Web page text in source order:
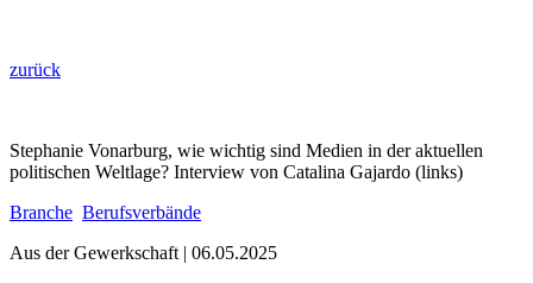
zurück
Stephanie Vonarburg, wie wichtig sind Medien in der aktuellen
politischen Weltlage? Interview von Catalina Gajardo (links)
Branche Berufsverbände
Aus der Gewerkschaft | 06.05.2025